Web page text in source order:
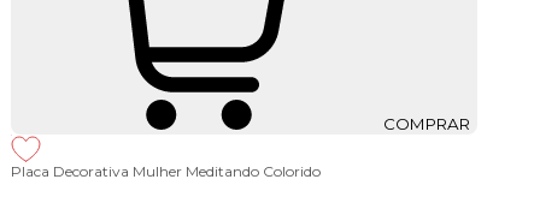
COMPRAR
Placa Decorativa Mulher Meditando Colorido